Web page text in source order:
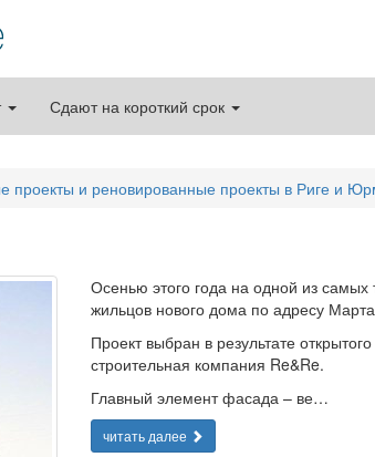
Сдают на короткий срок
проекты и реновированные проекты в Риге и
Осенью этого года на одной из
жильцов нового дома по адресу
Проект выбран в результате
строительная компания Re&Re.
Главный элемент фасада – ве…
читать далее